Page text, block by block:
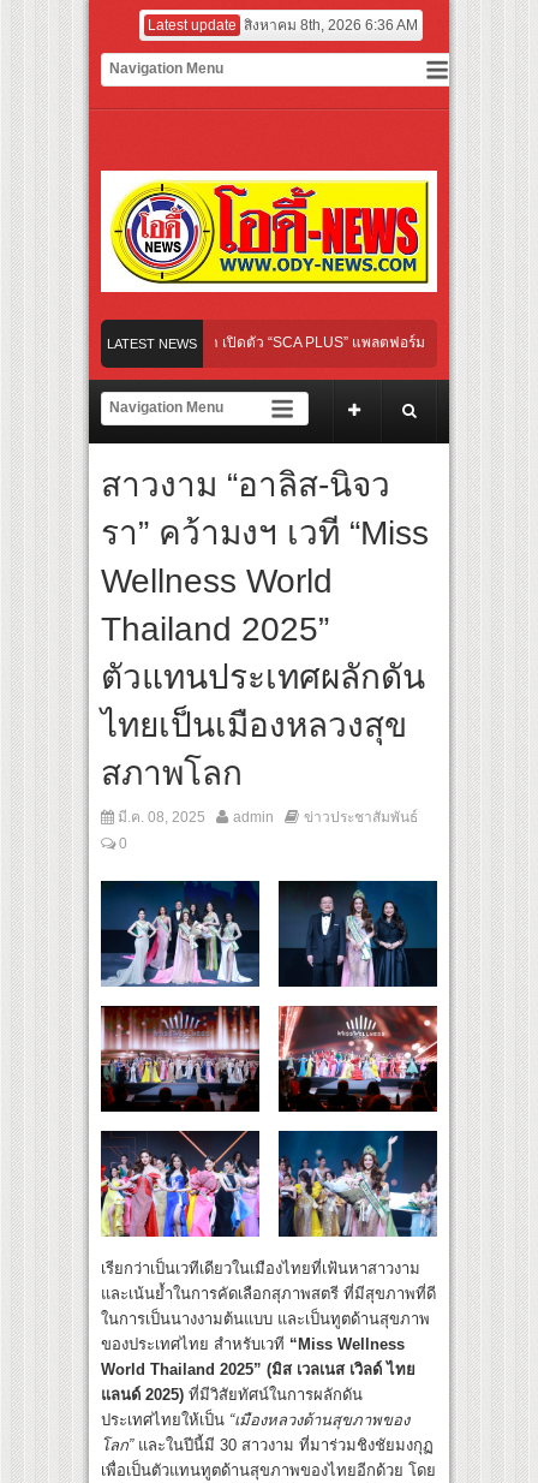
Latest update สิงหาคม 8th, 2026 6:36 AM
LATEST NEWS
นวงการการศึกษา เปิดตัว “SCA PLUS” แพลตฟอร์มการเรียนรู้ “Creative Arts &
อดการลงทุนในธุรกิจการศึกษากว่า 100 ล้านบาท
าการ์ตา-กรุงเทพฯ เสริม Air Connectivity ดึงนักท่องเที่ยวคุณภาพจากอินโดนีเซีย เริ่
ยมเดบิวต์ลงซีรีย์แนวตั้ง พร้อมเขย่าวงการบันเทิงยุคดิจิทัล
Candy” พร้อมเสิร์ฟ MV สดใส ได้ “ต้าเหนิง” และ “ณิชา” ร่วมเติมสีสัน
ส ผิวโชกุ ผิวโชว์ได้ ตอบโจทย์คนรุ่นใหม่
นวงการการศึกษา เปิดตัว “SCA PLUS” แพลตฟอร์มการเรียนรู้ “Creative Arts &
อดการลงทุนในธุรกิจการศึกษากว่า 100 ล้านบาท
สาวงาม “อาลิส-นิจว
รา” คว้ามงฯ เวที “Miss
Wellness World
Thailand 2025”
ตัวแทนประเทศผลักดัน
ไทยเป็นเมืองหลวงสุข
สภาพโลก
มี.ค. 08, 2025 admin
ข่าวประชาสัมพันธ์
0
เรียกว่าเป็นเวทีเดียวในเมืองไทยที่เฟ้นหาสาวงาม
และเน้นย้ำในการคัดเลือกสุภาพสตรี ที่มีสุขภาพที่ดี
ในการเป็นนางงามต้นแบบ และเป็นทูตด้านสุขภาพ
ของประเทศไทย สำหรับเวที “ Miss Wellness
World Thailand 2025” (มิส เวลเนส เวิลด์ ไทย
แลนด์ 2025) ที่มีวิสัยทัศน์ในการผลักดัน
ประเทศไทยให้เป็น “เมืองหลวงด้านสุขภาพของ
โลก”และในปีนี้มี 30 สาวงาม ที่มาร่วมชิงชัยมงกุฏ
เพื่อเป็นตัวแทนทูตด้านสุขภาพของไทยอีกด้วย โดย